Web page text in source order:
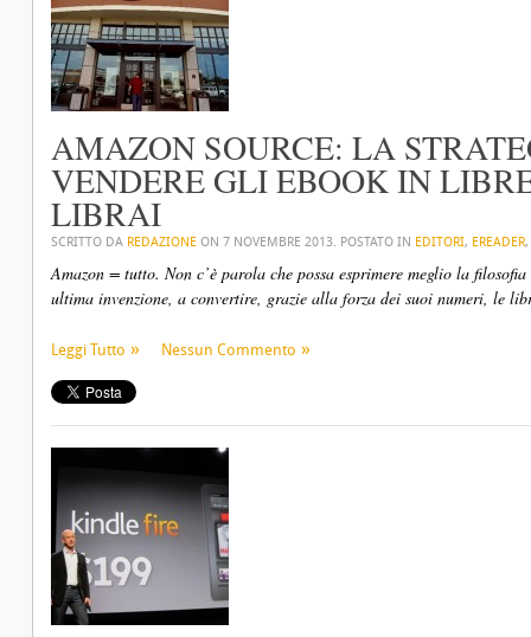
AMAZON SOURCE: LA
VENDERE GLI EBOOK IN
LIBRAI
SCRITTO DA REDAZIONE ON 7 NOVEMBRE 2013. POSTATO IN EDITORI, EREADER,
Amazon = tutto. Non c’è parola che possa esprimere meglio la
ultima invenzione, a convertire, grazie alla forza dei suoi numeri, le
Leggi Tutto Nessun Commento